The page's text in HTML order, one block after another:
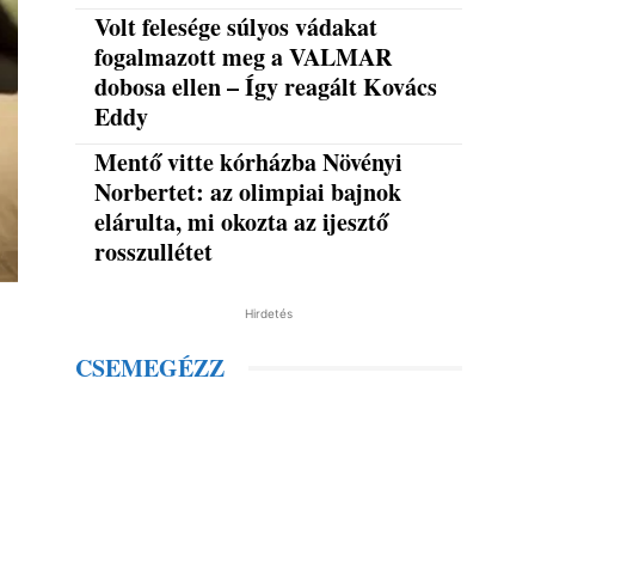
Volt felesége súlyos vádakat
fogalmazott meg a VALMAR
dobosa ellen – Így reagált Kovács
Eddy
Mentő vitte kórházba Növényi
Norbertet: az olimpiai bajnok
elárulta, mi okozta az ijesztő
rosszullétet
Hirdetés
CSEMEGÉZZ